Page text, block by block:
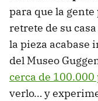
para que la
retrete de su
la pieza acabase
del Museo
cerca de 100.000
verlo… y